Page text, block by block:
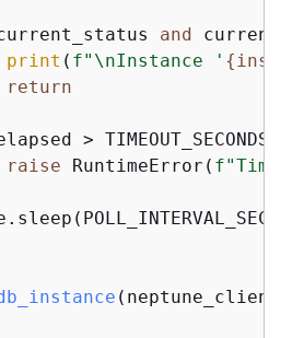
and
print ( f"\nInstance ' {
return
> TIMEOUT_SECONDS:
raise RuntimeError(
( neptune_client,